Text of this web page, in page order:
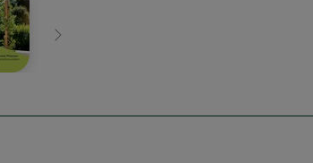
Continuer